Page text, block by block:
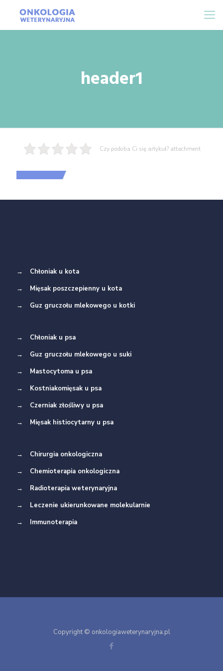
header1
Czy podoba Ci się artykuł? attachment
→
Chłoniak u kota
→
Mięsak poszczepienny u kota
→
Guz gruczołu mlekowego u kotki
→
Chłoniak u psa
→
Guz gruczołu mlekowego u suki
→
Mastocytoma u psa
→
Kostniakomięsak u psa
→
Czerniak złośliwy u psa
→
Mięsak histiocytarny u psa
→
Chirurgia onkologiczna
→
Chemioterapia onkologiczna
→
Radioterapia weterynaryjna
→
Leczenie ukierunkowane molekularnie
→
Immunoterapia
Copyright © onkologiaweterynaryjna.pl